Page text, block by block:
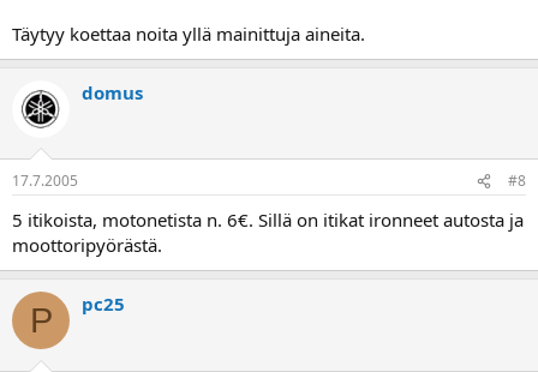
Täytyy koettaa noita yllä mainittuja aineita.
domus
17.7.2005 #8
5 itikoista, motonetista n. 6€. Sillä on itikat ironneet autosta ja
moottoripyörästä.
P pc25